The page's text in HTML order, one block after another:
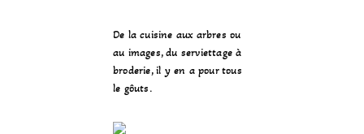
De la cuisine aux arbres ou
au images, du serviettage à
broderie, il y en a pour tous
le gôuts.